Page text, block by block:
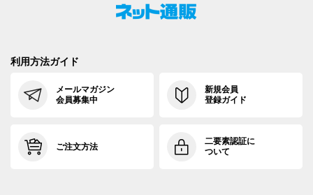
利用方法ガイド
メールマガジン
会員募集中
新規会員
登録ガイド
ご注文方法
二要素認証に
ついて